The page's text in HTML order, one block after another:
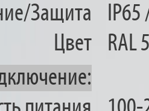
Защита
IP65
Цвет
RAL